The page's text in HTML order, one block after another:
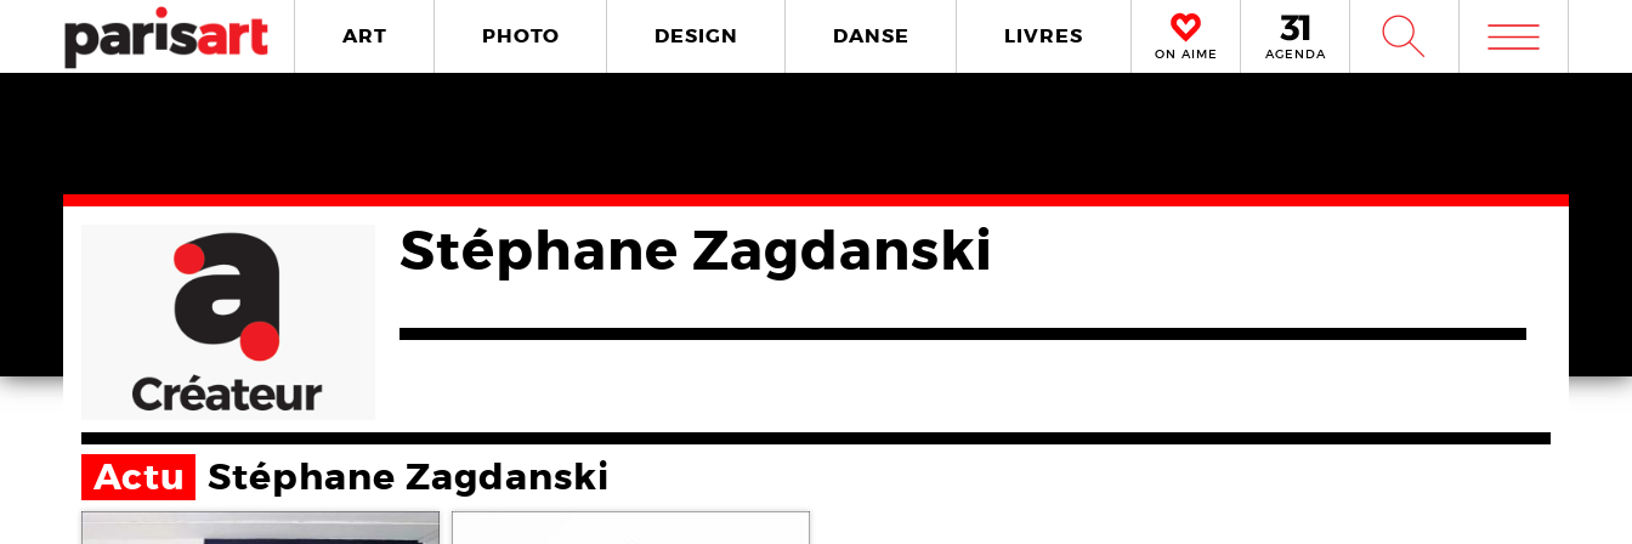
ART PHOTO DESIGN DANSE LIVRES
ON AIME AGENDA W m
Stéphane Zagdanski
Actu Stéphane Zagdanski